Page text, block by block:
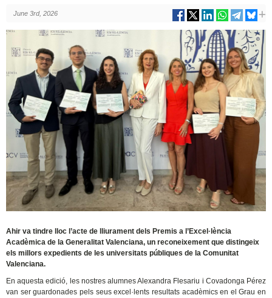
June 3rd, 2026
Ahir va tindre lloc l’acte de lliurament dels Premis a l’Excel·lència
Acadèmica de la Generalitat Valenciana, un reconeixement que distingeix
els millors expedients de les universitats públiques de la Comunitat
Valenciana.
En aquesta edició, les nostres alumnes Alexandra Flesariu i Covadonga Pérez
van ser guardonades pels seus excel·lents resultats acadèmics en el Grau en